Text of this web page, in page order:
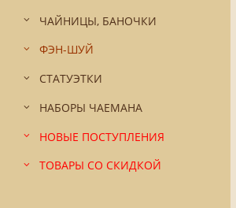
ЧАЙНИЦЫ, БАНОЧКИ
ФЭН-ШУЙ
СТАТУЭТКИ
НАБОРЫ ЧАЕМАНА
НОВЫЕ ПОСТУПЛЕНИЯ
ТОВАРЫ СО СКИДКОЙ